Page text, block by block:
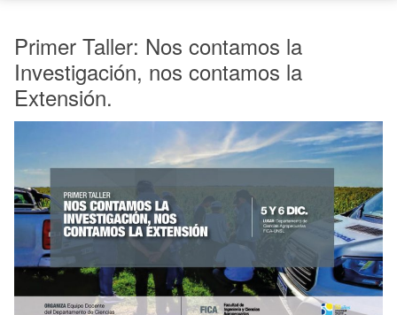
Primer Taller: Nos contamos la
Investigación, nos contamos la
Extensión.